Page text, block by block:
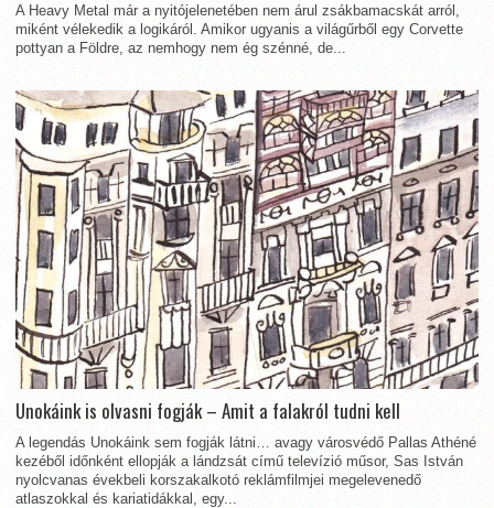
A Heavy Metal már a nyitójelenetében nem árul zsákbamacskát arról,
miként vélekedik a logikáról. Amikor ugyanis a világűrből egy Corvette
pottyan a Földre, az nemhogy nem ég szénné, de...
Unokáink is olvasni fogják – Amit a falakról tudni kell
A legendás Unokáink sem fogják látni… avagy városvédő Pallas Athéné
kezéből időnként ellopják a lándzsát című televízió műsor, Sas István
nyolcvanas évekbeli korszakalkotó reklámfilmjei megelevenedő
atlaszokkal és kariatidákkal, egy...